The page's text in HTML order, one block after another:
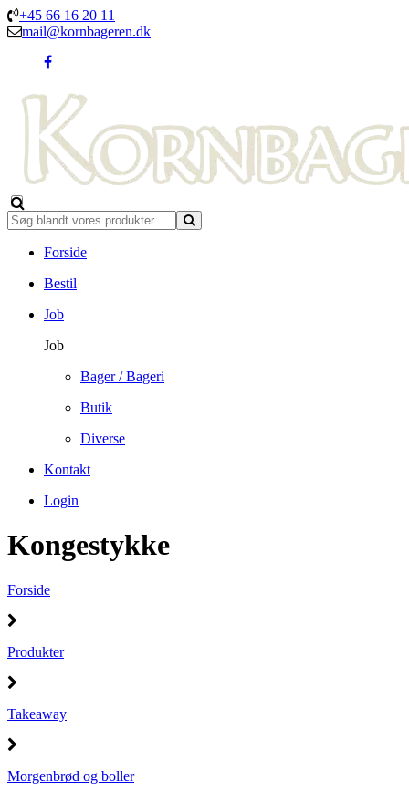
+45 66 16 20 11
mail@kornbageren.dk
Forside
Bestil
Job
Job
Bager / Bageri
Butik
Diverse
Kontakt
Login
Kongestykke
Forside
Produkter
Takeaway
Morgenbrød og boller